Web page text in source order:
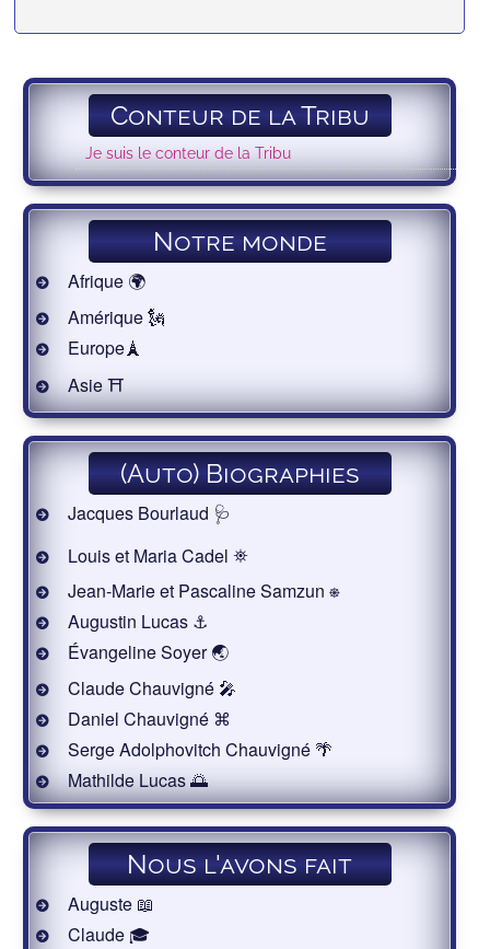
Conteur de la Tribu
Je suis le conteur de la Tribu
Notre monde
Afrique 🌍
Amérique 🗽
Europe🗼
Asie ⛩
(Auto) Biographies
Jacques Bourlaud 🩺
Louis et Maria Cadel ⛯
Jean-Marie et Pascaline Samzun ⎈
Augustin Lucas ⚓
Évangeline Soyer 🌏
Claude Chauvigné 🎤
Daniel Chauvigné ⌘
Serge Adolphovitch Chauvigné 🌴
Mathilde Lucas 🌅
Nous l'avons fait
Auguste 📖
Claude 🎓